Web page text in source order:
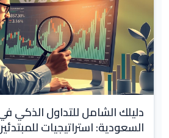
دليلك الشامل للتداول
السعودية: استراتيجيات